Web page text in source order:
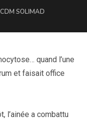
SOLIMAD
quand l’une
et faisait office
l’ainée a combattu